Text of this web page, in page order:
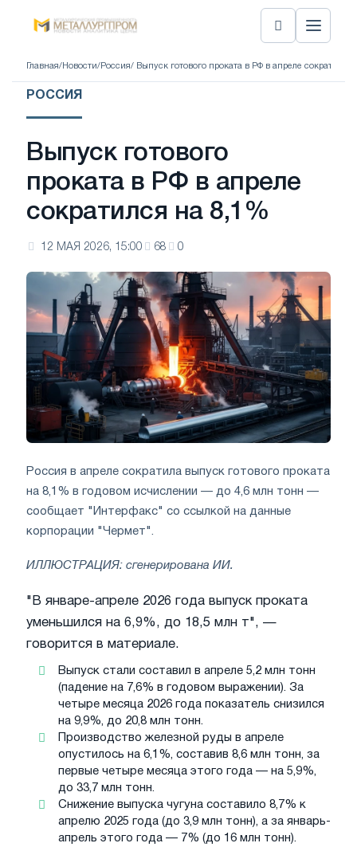
Главная/ Новости/ Россия/ Выпуск готового проката в РФ в апреле сократился
РОССИЯ
Выпуск готового
проката в РФ в апреле
сократился на 8,1%
12 МАЯ 2026, 15:00 68 0
Россия в апреле сократила выпуск готового проката
на 8,1% в годовом исчислении — до 4,6 млн тонн —
сообщает "Интерфакс" со ссылкой на данные
корпорации "Чермет".
ИЛЛЮСТРАЦИЯ: сгенерирована ИИ.
"В январе-апреле 2026 года выпуск проката
уменьшился на 6,9%, до 18,5 млн т", —
говорится в материале.
Выпуск стали составил в апреле 5,2 млн тонн
(падение на 7,6% в годовом выражении). За
четыре месяца 2026 года показатель снизился
на 9,9%, до 20,8 млн тонн.
Производство железной руды в апреле
опустилось на 6,1%, составив 8,6 млн тонн, за
первые четыре месяца этого года — на 5,9%,
до 33,7 млн тонн.
Снижение выпуска чугуна составило 8,7% к
апрелю 2025 года (до 3,9 млн тонн), а за январь-
апрель этого года — 7% (до 16 млн тонн).